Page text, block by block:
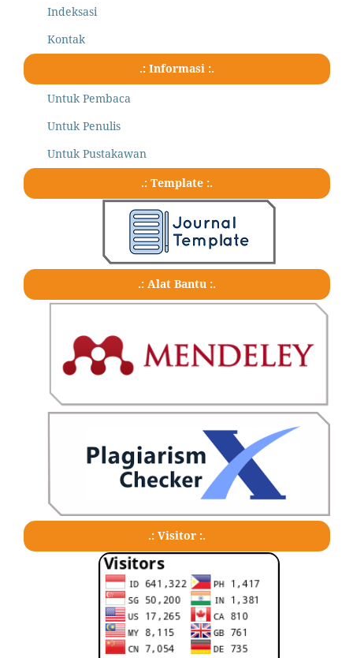
Indeksasi
Kontak
.: Informasi :.
Untuk Pembaca
Untuk Penulis
Untuk Pustakawan
.: Template :.
.: Alat Bantu :.
.: Visitor :.